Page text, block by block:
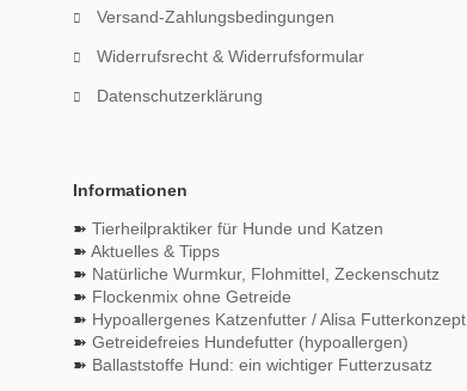
Versand-Zahlungsbedingungen
Widerrufsrecht & Widerrufsformular
Datenschutzerklärung
Informationen
➽ Tierheilpraktiker für Hunde und Katzen
➽ Aktuelles & Tipps
➽ Natürliche Wurmkur, Flohmittel, Zeckenschutz
➽ Flockenmix ohne Getreide
➽ Hypoallergenes Katzenfutter / Alisa Futterkonzept
➽ Getreidefreies Hundefutter (hypoallergen)
➽ Ballaststoffe Hund: ein wichtiger Futterzusatz